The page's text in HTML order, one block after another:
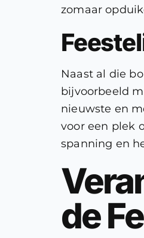
zomaar
Naast al die
bijvoorbeeld
nieuwste en
voor een plek
spanning en
de